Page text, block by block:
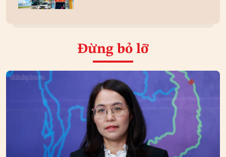
Đừng bỏ lỡ